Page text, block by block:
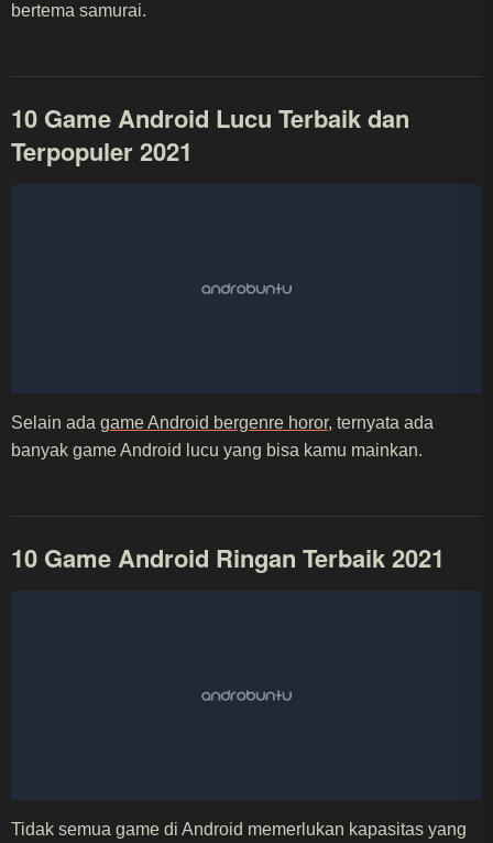
bertema samurai.
10 Game Android Lucu Terbaik dan
Terpopuler 2021
Selain ada game Android bergenre horor, ternyata ada
banyak game Android lucu yang bisa kamu mainkan.
10 Game Android Ringan Terbaik 2021
Tidak semua game di Android memerlukan kapasitas yang